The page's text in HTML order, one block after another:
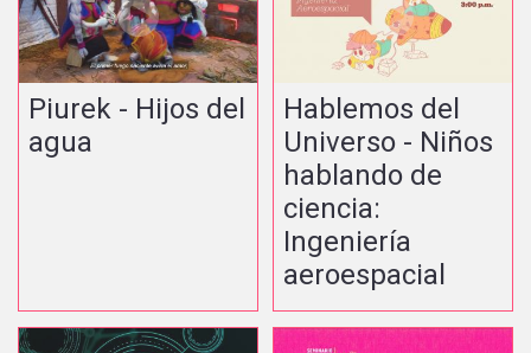
Piurek - Hijos del
agua
Hablemos del
Universo - Niños
hablando de
ciencia:
Ingeniería
aeroespacial